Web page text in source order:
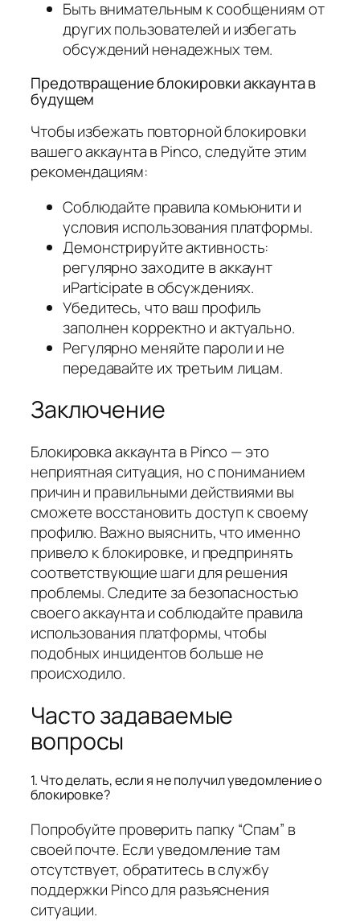
Быть внимательным к сообщениям от
других пользователей и избегать
обсуждений ненадежных тем.
Предотвращение блокировки аккаунта в
будущем
Чтобы избежать повторной блокировки
вашего аккаунта в Pinco, следуйте этим
рекомендациям:
Соблюдайте правила комьюнити и
условия использования платформы.
Демонстрируйте активность:
регулярно заходите в аккаунт
иParticipate в обсуждениях.
Убедитесь, что ваш профиль
заполнен корректно и актуально.
Регулярно меняйте пароли и не
передавайте их третьим лицам.
Заключение
Блокировка аккаунта в Pinco — это
неприятная ситуация, но с пониманием
причин и правильными действиями вы
сможете восстановить доступ к своему
профилю. Важно выяснить, что именно
привело к блокировке, и предпринять
соответствующие шаги для решения
проблемы. Следите за безопасностью
своего аккаунта и соблюдайте правила
использования платформы, чтобы
подобных инцидентов больше не
происходило.
Часто задаваемые
вопросы
1. Что делать, если я не получил уведомление о
блокировке?
Попробуйте проверить папку “Спам” в
своей почте. Если уведомление там
отсутствует, обратитесь в службу
поддержки Pinco для разъяснения
ситуации.